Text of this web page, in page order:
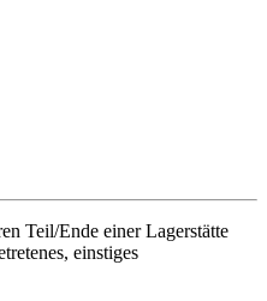
Teil/Ende einer Lagerstätte
einstiges